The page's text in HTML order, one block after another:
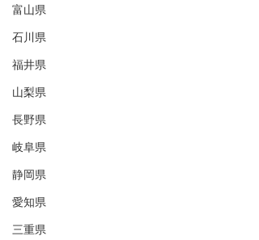
富山県
石川県
福井県
山梨県
長野県
岐阜県
静岡県
愛知県
三重県